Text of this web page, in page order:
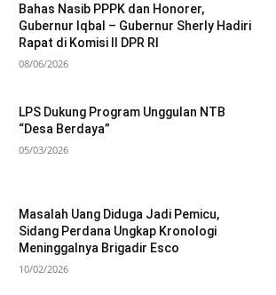
Bahas Nasib PPPK dan Honorer,
Gubernur Iqbal – Gubernur Sherly Hadiri
Rapat di Komisi II DPR RI
08/06/2026
LPS Dukung Program Unggulan NTB
“Desa Berdaya”
05/03/2026
Masalah Uang Diduga Jadi Pemicu,
Sidang Perdana Ungkap Kronologi
Meninggalnya Brigadir Esco
10/02/2026